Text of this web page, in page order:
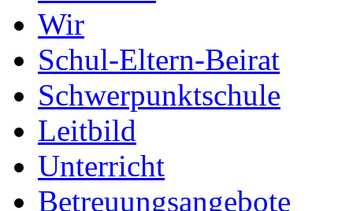
Wir
Schul-Eltern-Beirat
Schwerpunktschule
Leitbild
Unterricht
Betreuungsangebote